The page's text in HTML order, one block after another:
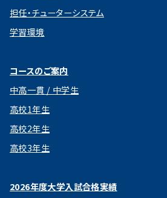
担任・チューターシステム
学習環境
コースのご案内
中高一貫 / 中学生
高校1年生
高校2年生
高校3年生
2026年度大学入試合格実績